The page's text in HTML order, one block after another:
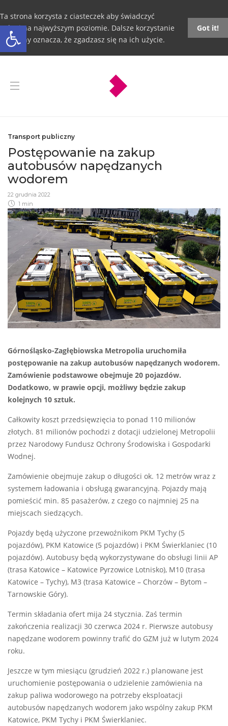
Otwórz pasek narzędzi
Ta strona korzysta z ciasteczek aby świadczyć
usługi na najwyższym poziomie. Dalsze korzystanie
ze strony oznacza, że zgadzasz się na ich użycie.
Got it!
Transport publiczny
Postępowanie na zakup
autobusów napędzanych
wodorem
22 grudnia 2022
1 min
Górnośląsko-Zagłębiowska Metropolia uruchomiła
postępowanie na zakup autobusów napędzanych wodorem.
Zamówienie podstawowe obejmuje 20 pojazdów.
Dodatkowo, w prawie opcji, możliwy będzie zakup
kolejnych 10 sztuk.
Całkowity koszt przedsięwzięcia to ponad 110 milionów
złotych. 81 milionów pochodzi z dotacji udzielonej Metropolii
przez Narodowy Fundusz Ochrony Środowiska i Gospodarki
Wodnej.
Zamówienie obejmuje zakup o długości ok. 12 metrów wraz z
systemem ładowania i obsługą gwarancyjną. Pojazdy mają
pomieścić min. 85 pasażerów, z czego co najmniej 25 na
miejscach siedzących.
Pojazdy będą użyczone przewoźnikom PKM Tychy (5
pojazdów), PKM Katowice (5 pojazdów) i PKM Świerklaniec (10
pojazdów). Autobusy będą wykorzystywane do obsługi linii AP
(trasa Katowice – Katowice Pyrzowice Lotnisko), M10 (trasa
Katowice – Tychy), M3 (trasa Katowice – Chorzów – Bytom –
Tarnowskie Góry).
Termin składania ofert mija 24 stycznia. Zaś termin
zakończenia realizacji 30 czerwca 2024 r. Pierwsze autobusy
napędzane wodorem powinny trafić do GZM już w lutym 2024
roku.
Jeszcze w tym miesiącu (grudzień 2022 r.) planowane jest
uruchomienie postępowania o udzielenie zamówienia na
zakup paliwa wodorowego na potrzeby eksploatacji
autobusów napędzanych wodorem jako wspólny zakup PKM
Katowice, PKM Tychy i PKM Świerklaniec.